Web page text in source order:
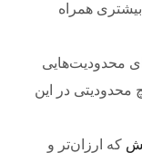
همراه
محدودیت‌هایی
در این
که ارزان‌تر و